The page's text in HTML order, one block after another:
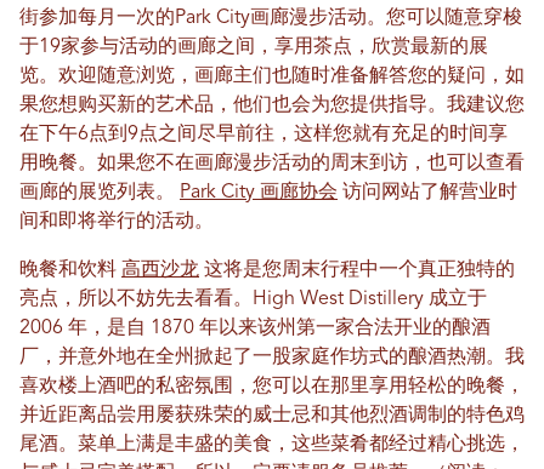
街参加每月一次的Park City画廊漫步活动。您可以随意穿梭
于19家参与活动的画廊之间，享用茶点，欣赏最新的展
览。欢迎随意浏览，画廊主们也随时准备解答您的疑问，如
果您想购买新的艺术品，他们也会为您提供指导。我建议您
在下午6点到9点之间尽早前往，这样您就有充足的时间享
用晚餐。如果您不在画廊漫步活动的周末到访，也可以查看
画廊的展览列表。
Park City 画廊协会 访问网站了解营业时
间和即将举行的活动。
晚餐和饮料 高西沙龙 这将是您周末行程中一个真正独特的
亮点，所以不妨先去看看。High West Distillery 成立于
2006 年，是自 1870 年以来该州第一家合法开业的酿酒
厂，并意外地在全州掀起了一股家庭作坊式的酿酒热潮。我
喜欢楼上酒吧的私密氛围，您可以在那里享用轻松的晚餐，
并近距离品尝用屡获殊荣的威士忌和其他烈酒调制的特色鸡
尾酒。菜单上满是丰盛的美食，这些菜肴都经过精心挑选，